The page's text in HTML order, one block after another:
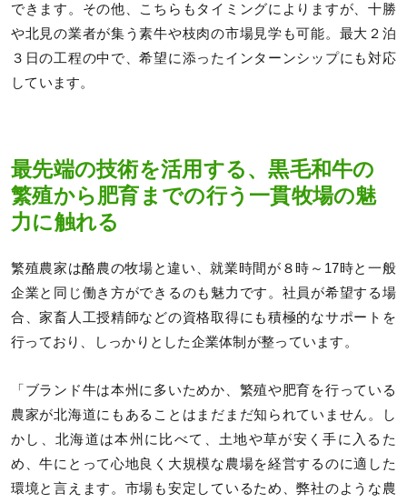
できます。その他、こちらもタイミングによりますが、十勝
や北見の業者が集う素牛や枝肉の市場見学も可能。最大２泊
３日の工程の中で、希望に添ったインターンシップにも対応
しています。
最先端の技術を活用する、黒毛和牛の
繁殖から肥育までの行う一貫牧場の魅
力に触れる
繁殖農家は酪農の牧場と違い、就業時間が８時～17時と一般
企業と同じ働き方ができるのも魅力です。社員が希望する場
合、家畜人工授精師などの資格取得にも積極的なサポートを
行っており、しっかりとした企業体制が整っています。
「ブランド牛は本州に多いためか、繁殖や肥育を行っている
農家が北海道にもあることはまだまだ知られていません。し
かし、北海道は本州に比べて、土地や草が安く手に入るた
め、牛にとって心地良く大規模な農場を経営するのに適した
環境と言えます。市場も安定しているため、弊社のような農